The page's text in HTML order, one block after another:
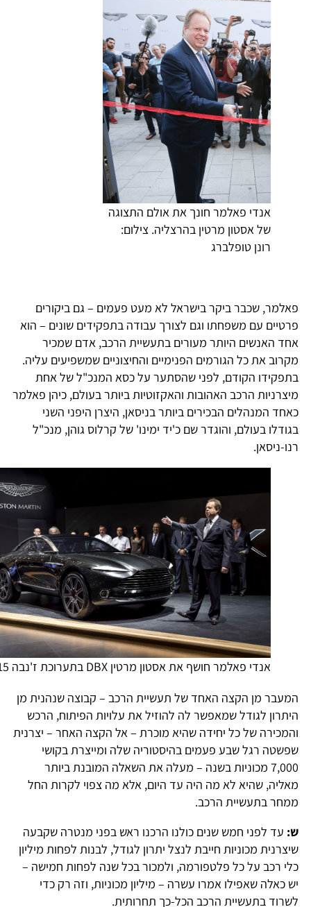
אנדי פאלמר חונך את אולם התצוגה
של אסטון מרטין בהרצליה. צילום:
רונן טופלברג
שכבר ביקר בישראל לא מעט פעמים – גם ביקורים
עם משפחתו וגם לצורך עבודה בתפקידים שונים – הוא
האנשים היותר מעורים בתעשיית הרכב, אדם שמכיר
את כל הגורמים הפנימיים והחיצוניים שמשפיעים עליה.
הקודם, לפני שהסתער על כסא המנכ"ל של אחת
הרכב האהובות והאקזוטיות ביותר בעולם, כיהן פאלמר
המנהלים הבכירים ביותר בניסאן, היצרן היפני השני
בעולם, והוגדר שם כ'יד ימינו' של קרלוס גוהן, מנכ"ל
ניסאן.
אנדי פאלמר חושף את אסטון מרטין DBX בתערוכת ז'נבה 2015
מן הקצה האחד של תעשיית הרכב – קבוצה שנהנית מן
לגודל שמאפשר לה להוזיל את עלויות הפיתוח, הרכש
של כל יחידה שהיא מוכרת – אל הקצה האחר – יצרנית
רגל שבע פעמים בהיסטוריה שלה ומייצרת בקושי
7,000 מכוניות בשנה – מעלה את השאלה המובנת ביותר
שהיא לא מה היה עד היום, אלא מה צפוי לקרות החל
בתעשיית הרכב.
עד לפני חמש שנים כולנו הרכנו ראש בפני מנטרה שקבעה
מכוניות חייבת לנצל יתרון לגודל, לבנות לפחות מיליון
רכב על כל פלטפורמה, ולמכור בכל שנה לפחות חמישה –
כאלה שאפילו אמרו עשרה – מיליון מכוניות, וזה רק כדי
בתעשיית הרכב הכל-כך תחרותית.